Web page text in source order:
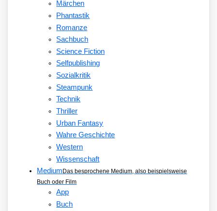
Märchen
Phantastik
Romanze
Sachbuch
Science Fiction
Selfpublishing
Sozialkritik
Steampunk
Technik
Thriller
Urban Fantasy
Wahre Geschichte
Western
Wissenschaft
Medium Das besprochene Medium, also beispielsweise
Buch oder Film
App
Buch